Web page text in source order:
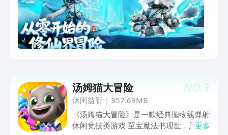
NO.3
汤姆猫大冒险
休闲益智 | 357.69MB
《汤姆猫大冒险》是一款经典抛物线弹射
休闲竞技类游戏 至宝魔法书现世，黑暗
更多